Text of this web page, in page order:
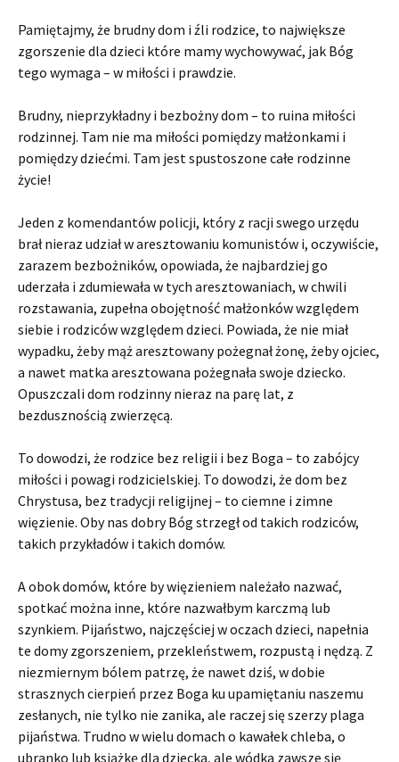
Pamiętajmy, że brudny dom i źli rodzice, to największe
zgorszenie dla dzieci które mamy wychowywać, jak Bóg
tego wymaga – w miłości i prawdzie.
Brudny, nieprzykładny i bezbożny dom – to ruina miłości
rodzinnej. Tam nie ma miłości pomiędzy małżonkami i
pomiędzy dziećmi. Tam jest spustoszone całe rodzinne
życie!
Jeden z komendantów policji, który z racji swego urzędu
brał nieraz udział w aresztowaniu komunistów i, oczywiście,
zarazem bezbożników, opowiada, że najbardziej go
uderzała i zdumiewała w tych aresztowaniach, w chwili
rozstawania, zupełna obojętność małżonków względem
siebie i rodziców względem dzieci. Powiada, że nie miał
wypadku, żeby mąż aresztowany pożegnał żonę, żeby ojciec,
a nawet matka aresztowana pożegnała swoje dziecko.
Opuszczali dom rodzinny nieraz na parę lat, z
bezdusznością zwierzęcą.
To dowodzi, że rodzice bez religii i bez Boga – to zabójcy
miłości i powagi rodzicielskiej. To dowodzi, że dom bez
Chrystusa, bez tradycji religijnej – to ciemne i zimne
więzienie. Oby nas dobry Bóg strzegł od takich rodziców,
takich przykładów i takich domów.
A obok domów, które by więzieniem należało nazwać,
spotkać można inne, które nazwałbym karczmą lub
szynkiem. Pijaństwo, najczęściej w oczach dzieci, napełnia
te domy zgorszeniem, przekleństwem, rozpustą i nędzą. Z
niezmiernym bólem patrzę, że nawet dziś, w dobie
strasznych cierpień przez Boga ku upamiętaniu naszemu
zesłanych, nie tylko nie zanika, ale raczej się szerzy plaga
pijaństwa. Trudno w wielu domach o kawałek chleba, o
ubranko lub książkę dla dziecka, ale wódka zawsze się